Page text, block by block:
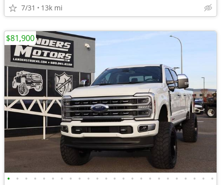
7/31 13k mi
• • • • • • • • • • • • • • • • • • • • • • • •
$81,900